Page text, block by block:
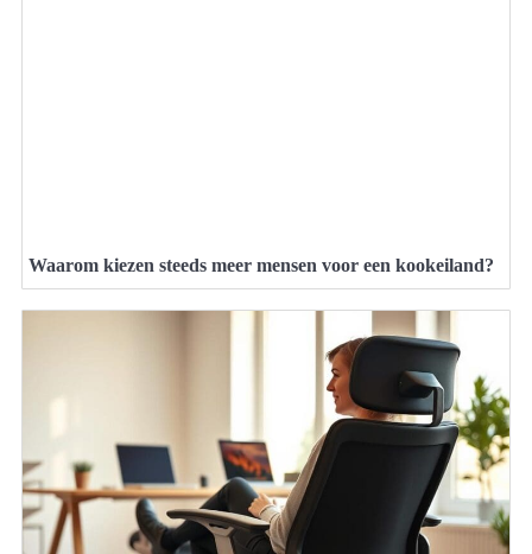
Waarom kiezen steeds meer mensen voor een kookeiland?